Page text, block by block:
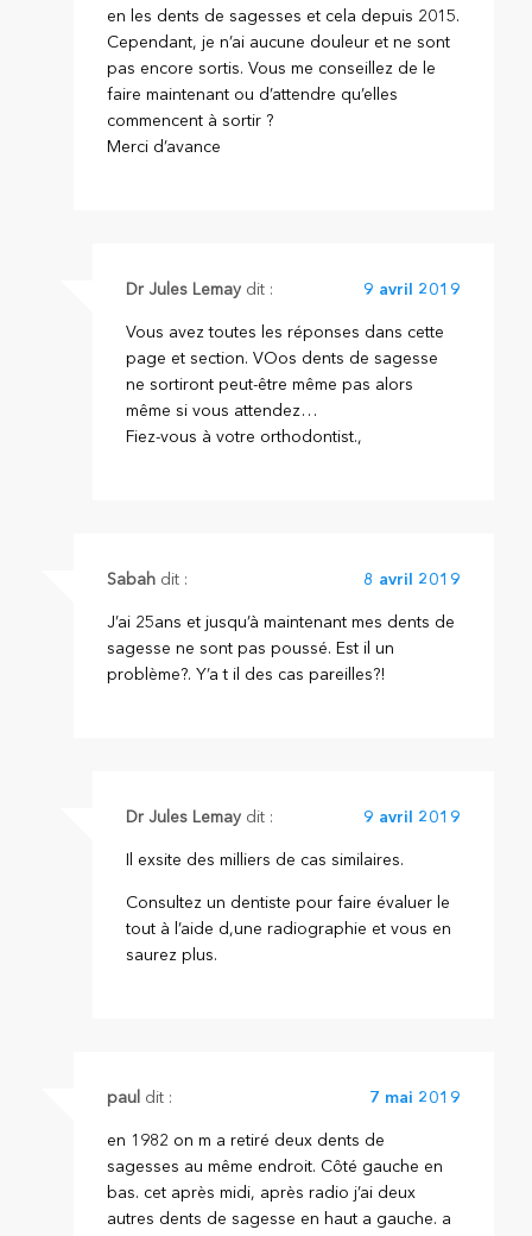
en les dents de sagesses et cela depuis 2015.
Cependant, je n’ai aucune douleur et ne sont
pas encore sortis. Vous me conseillez de le
faire maintenant ou d’attendre qu’elles
commencent à sortir ?
Merci d’avance
Dr Jules Lemay dit : 9 avril 2019
Vous avez toutes les réponses dans cette
page et section. VOos dents de sagesse
ne sortiront peut-être même pas alors
même si vous attendez…
Fiez-vous à votre orthodontist.,
Sabah dit : 8 avril 2019
J’ai 25ans et jusqu’à maintenant mes dents de
sagesse ne sont pas poussé. Est il un
problème?. Y’a t il des cas pareilles?!
Dr Jules Lemay dit : 9 avril 2019
Il exsite des milliers de cas similaires.
Consultez un dentiste pour faire évaluer le
tout à l’aide d,une radiographie et vous en
saurez plus.
paul dit : 7 mai 2019
en 1982 on m a retiré deux dents de
sagesses au même endroit. Côté gauche en
bas. cet après midi, après radio j’ai deux
autres dents de sagesse en haut a gauche. a